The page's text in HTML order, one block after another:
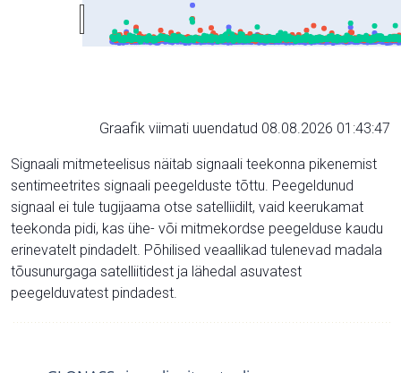
Graafik viimati uuendatud 08.08.2026 01:43:47
Signaali mitmeteelisus näitab signaali teekonna pikenemist
sentimeetrites signaali peegelduste tõttu. Peegeldunud
signaal ei tule tugijaama otse satelliidilt, vaid keerukamat
teekonda pidi, kas ühe- või mitmekordse peegelduse kaudu
erinevatelt pindadelt. Põhilised veaallikad tulenevad madala
tõusunurgaga satelliitidest ja lähedal asuvatest
peegelduvatest pindadest.